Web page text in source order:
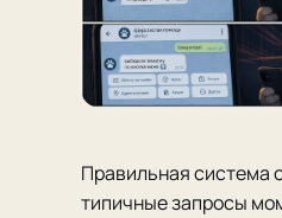
Правильная система
типичные запросы